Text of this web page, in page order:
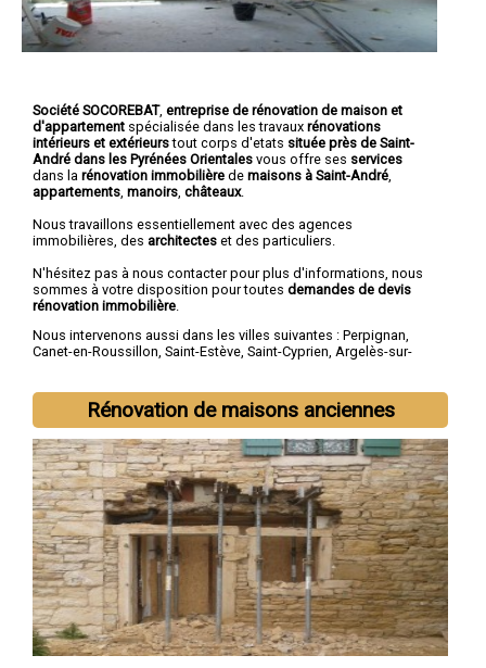
Société SOCOREBAT, entreprise de rénovation de maison et
d'appartement spécialisée dans les travaux rénovations
intérieurs et extérieurstout corps d'etats située près de Saint-
André dans les Pyrénées Orientales vous offre ses services
dans la rénovation immobilière de maisons à Saint-André
appartements manoirs châteaux.
Nous travaillons essentiellement avec des agences
immobilières, des architectes et des particuliers.
N'hésitez pas à nous contacter pour plus d'informations, nous
sommes à votre disposition pour toutes demandes de devis
rénovation immobilière
Nous intervenons aussi dans les villes suivantes : Perpignan,
Canet-en-Roussillon, Saint-Estève, Saint-Cyprien, Argelès-sur-
Rénovation de maisons anciennes